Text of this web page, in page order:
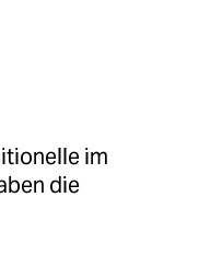
im
die